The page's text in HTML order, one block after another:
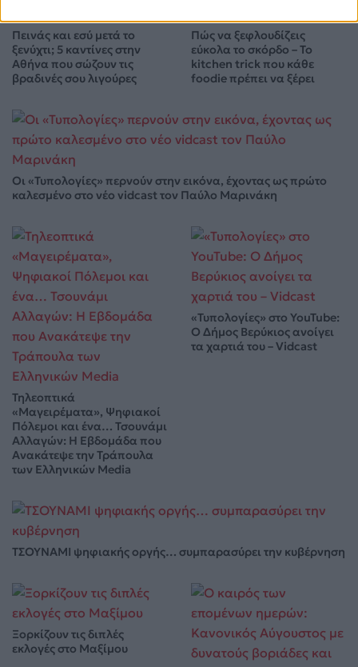
Πεινάς και εσύ μετά το
ξενύχτι; 5 καντίνες στην
Αθήνα που σώζουν τις
βραδινές σου λιγούρες
Πώς να ξεφλουδίζεις
εύκολα το σκόρδο – Το
kitchen trick που κάθε
foodie πρέπει να ξέρει
Οι «Τυπολογίες» περνούν στην εικόνα, έχοντας ως πρώτο
καλεσμένο στο νέο vidcast τον Παύλο Μαρινάκη
Τηλεοπτικά
«Μαγειρέματα», Ψηφιακοί
Πόλεμοι και ένα… Τσουνάμι
Αλλαγών: Η Εβδομάδα που
Ανακάτεψε την Τράπουλα
των Ελληνικών Media
«Τυπολογίες» στο YouTube:
Ο Δήμος Βερύκιος ανοίγει
τα χαρτιά του – Vidcast
ΤΣΟΥΝΑΜΙ ψηφιακής οργής… συμπαρασύρει την κυβέρνηση
Ξορκίζουν τις διπλές
εκλογές στο Μαξίμου